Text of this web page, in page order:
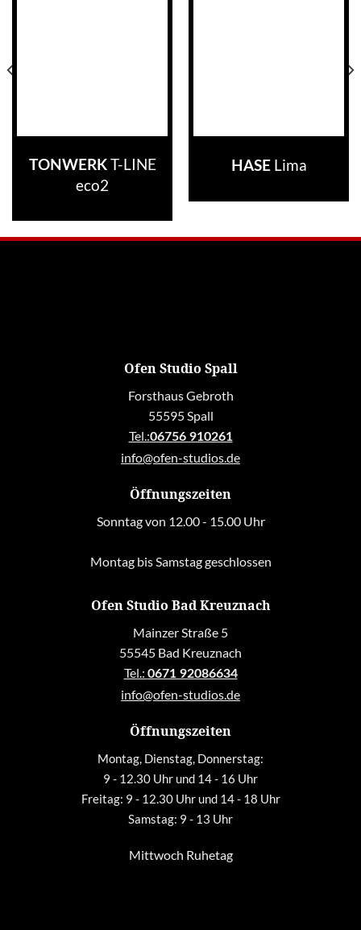
TONWERKT-LINE
eco2
HASELima
Ofen Studio Spall
Forsthaus Gebroth
55595 Spall
Tel.:06756 910261
info@ofen-studios.de
Öffnungszeiten
Sonntag von 12.00 - 15.00 Uhr
Montag bis Samstag geschlossen
Ofen Studio Bad Kreuznach
Mainzer Straße 5
55545 Bad Kreuznach
Tel.: 0671 92086634
info@ofen-studios.de
Öffnungszeiten
Montag, Dienstag, Donnerstag:
9 - 12.30 Uhr und 14 - 16 Uhr
Freitag: 9 - 12.30 Uhr und 14 - 18 Uhr
Samstag: 9 - 13 Uhr
Mittwoch Ruhetag